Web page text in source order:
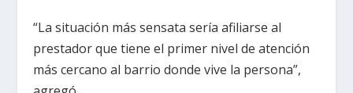
“La situación más sensata sería afiliarse al
prestador que tiene el primer nivel de atención
más cercano al barrio donde vive la persona”,